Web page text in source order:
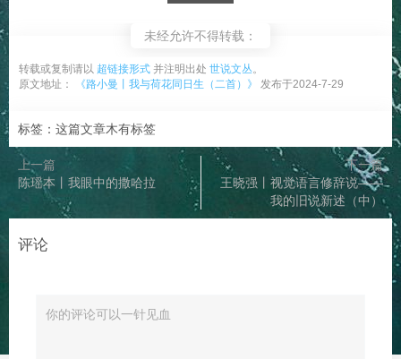
未经允许不得转载：
转载或复制请以 超链接形式 并注明出处 世说文丛。
原文地址：
《路小曼丨我与荷花同日生（二首）》 发布于2024-7-29
标签：这篇文章木有标签
上一篇
陈瑶本丨我眼中的撒哈拉
下一篇
王晓强丨视觉语言修辞说——
我的旧说新述（中）
评论